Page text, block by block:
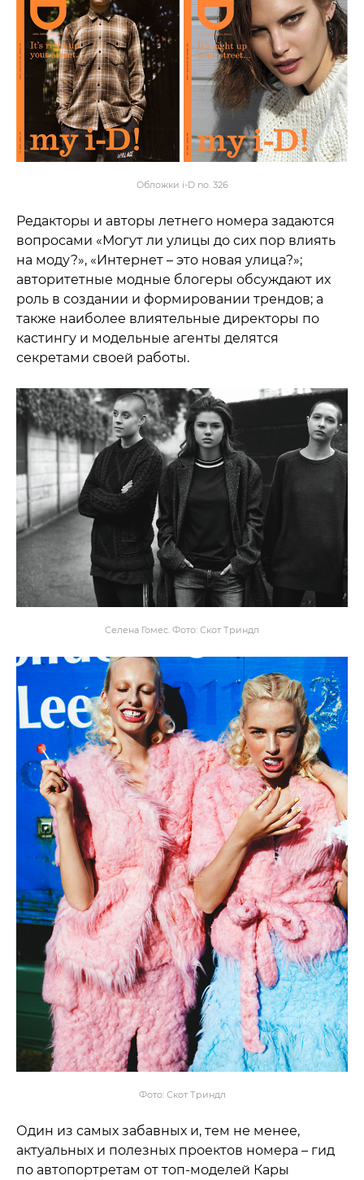
Обложки i-D no. 326
Редакторы и авторы летнего номера задаются
вопросами «Могут ли улицы до сих пор влиять
на моду?», «Интернет – это новая улица?»;
авторитетные модные блогеры обсуждают их
роль в создании и формировании трендов; а
также наиболее влиятельные директоры по
кастингу и модельные агенты делятся
секретами своей работы.
Селена Гомес. Фото: Скот Триндл
Фото: Скот Триндл
Один из самых забавных и, тем не менее,
актуальных и полезных проектов номера – гид
по автопортретам от топ-моделей Кары